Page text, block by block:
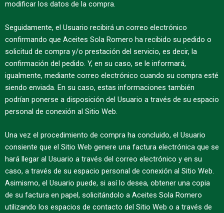
modificar los datos de la compra.
Seguidamente, el Usuario recibirá un correo electrónico
confirmando que Aceites Sola Romero ha recibido su pedido o
solicitud de compra y/o prestación del servicio, es decir, la
confirmación del pedido. Y, en su caso, se le informará,
igualmente, mediante correo electrónico cuando su compra esté
siendo enviada. En su caso, estas informaciones también
podrían ponerse a disposición del Usuario a través de su espacio
personal de conexión al Sitio Web.
Una vez el procedimiento de compra ha concluido, el Usuario
consiente que el Sitio Web genere una factura electrónica que se
hará llegar al Usuario a través del correo electrónico y en su
caso, a través de su espacio personal de conexión al Sitio Web.
Asimismo, el Usuario puede, si así lo desea, obtener una copia
de su factura en papel, solicitándolo a Aceites Sola Romero
utilizando los espacios de contacto del Sitio Web o a través de